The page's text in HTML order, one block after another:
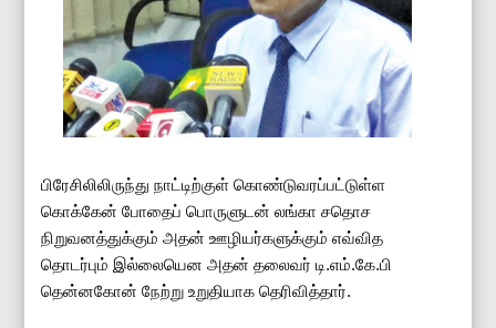
பிரேசிலிலிருந்து நாட்டிற்குள் கொண்டுவரப்பட்டுள்ள
கொக்கேன் போதைப் பொருளுடன் லங்கா சதொச
நிறுவனத்துக்கும் அதன் ஊழியர்களுக்கும் எவ்வித
தொடர்பும் இல்லையென அதன் தலைவர் டி.எம்.கே.பி
தென்னகோன் நேற்று உறுதியாக தெரிவித்தார்.